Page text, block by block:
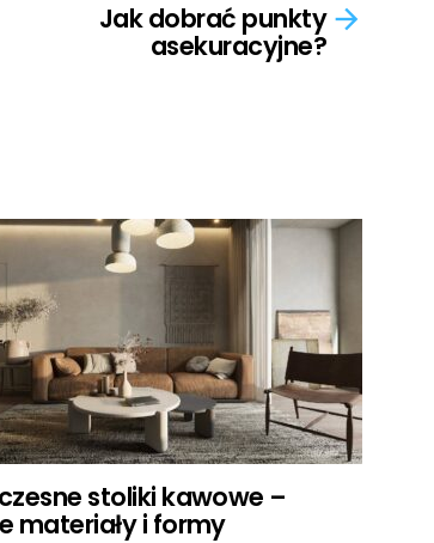
Jak dobrać punkty
asekuracyjne?
stoliki kawowe –
materiały i formy